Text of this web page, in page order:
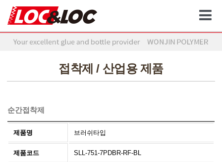
접착제 / 산업용 제품
순간접착제
제품명 브러쉬타입
제품코드 SLL-751-7PDBR-RF-BL